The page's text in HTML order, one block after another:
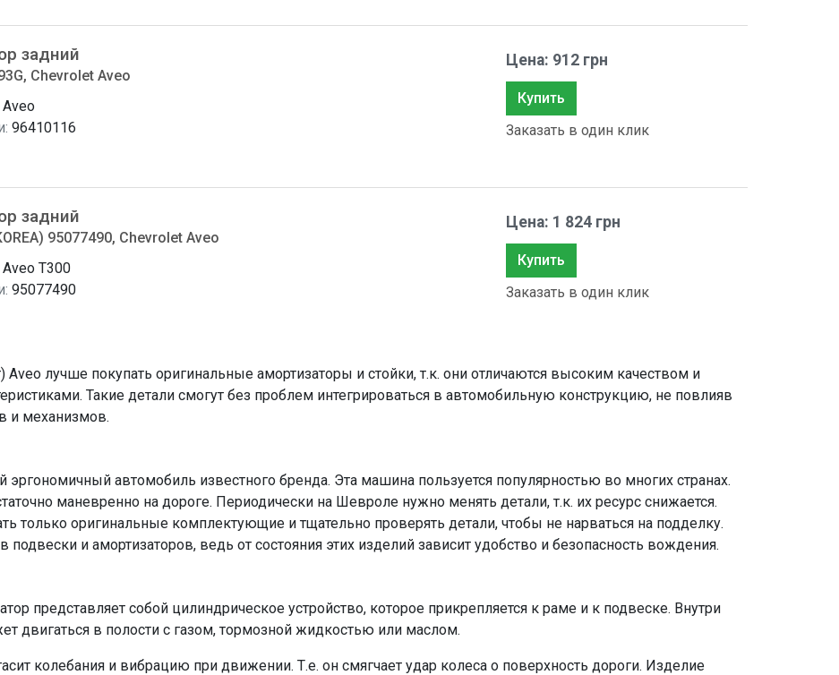
задний
Chevrolet Aveo
Aveo
96410116
Цена: 912 грн
Купить
Заказать в один клик
задний
95077490, Chevrolet Aveo
Aveo T300
95077490
Цена: 1 824 грн
Купить
Заказать в один клик
лучше покупать оригинальные амортизаторы и стойки, т.к. они отличаются высоким качеством и
Такие детали смогут без проблем интегрироваться в автомобильную конструкцию, не повлияв
и механизмов.
автомобиль известного бренда. Эта машина пользуется популярностью во многих странах.
маневренно на дороге. Периодически на Шевроле нужно менять детали, т.к. их ресурс снижается.
только оригинальные комплектующие и тщательно проверять детали, чтобы не нарваться на подделку.
подвески и амортизаторов, ведь от состояния этих изделий зависит удобство и безопасность вождения.
представляет собой цилиндрическое устройство, которое прикрепляется к раме и к подвеске. Внутри
двигаться в полости с газом, тормозной жидкостью или маслом.
колебания и вибрацию при движении. Т.е. он смягчает удар колеса о поверхность дороги. Изделие